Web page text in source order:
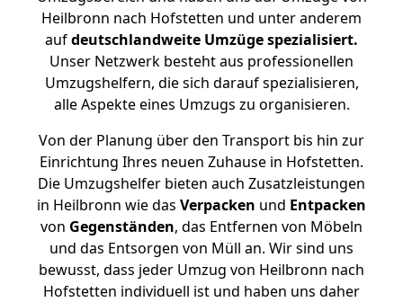
Heilbronn nach Hofstetten und unter anderem
aufdeutschlandweite Umzüge spezialisiert.
Unser Netzwerk besteht aus professionellen
Umzugshelfern, die sich darauf spezialisieren,
alle Aspekte eines Umzugs zu organisieren.
Von der Planung über den Transport bis hin zur
Einrichtung Ihres neuen Zuhause in Hofstetten.
Die Umzugshelfer bieten auch Zusatzleistungen
in Heilbronn wie das Verpacken und Entpacken
von Gegenständen, das Entfernen von Möbeln
und das Entsorgen von Müll an. Wir sind uns
bewusst, dass jeder Umzug von Heilbronn nach
Hofstetten individuell ist und haben uns daher